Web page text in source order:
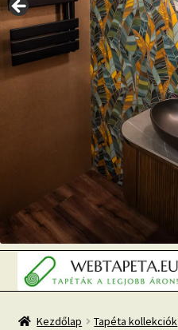
Ugrás
a
navigációhoz
Kilépés
a
tartalomba
Kezdőlap Tapéta kollekciók